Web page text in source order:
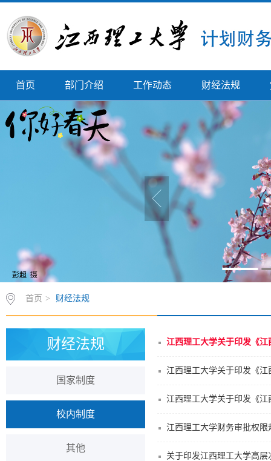
首页 部门介绍 工作动态 财经法规
首页 > 财经法规
财经法规
国家制度
校内制度
其他
江西理工大学关于印发《
江西理工大学关于印发《
江西理工大学关于印发《
江西理工大学财务审批权
关于印发江西理工大学高